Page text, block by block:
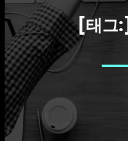
[태그:]